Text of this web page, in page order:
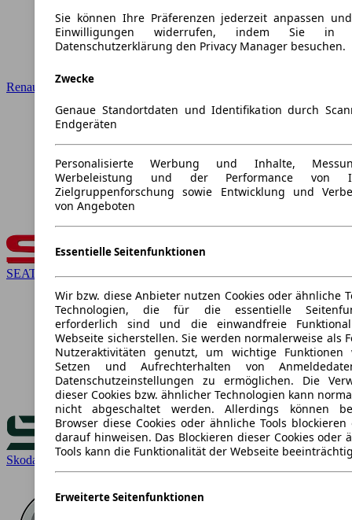
Renault
SEAT
Skoda
Sie können Ihre Präferenzen jederzeit anpassen
Einwilligungen widerrufen, indem Sie in
Datenschutzerklärung den Privacy Manager besuchen.
Zwecke
Genaue Standortdaten und Identifikation durch
Endgeräten
Personalisierte Werbung und Inhalte,
Werbeleistung und der Performance von
Zielgruppenforschung sowie Entwicklung und
von Angeboten
Essentielle Seitenfunktionen
Wir bzw. diese Anbieter nutzen Cookies oder ähnliche
Technologien, die für die essentielle
erforderlich sind und die einwandfreie
Webseite sicherstellen. Sie werden normalerweise als
Nutzeraktivitäten genutzt, um wichtige Funktionen
Setzen und Aufrechterhalten von
Datenschutzeinstellungen zu ermöglichen. Die
dieser Cookies bzw. ähnlicher Technologien kann
nicht abgeschaltet werden. Allerdings können
Browser diese Cookies oder ähnliche Tools blockieren
darauf hinweisen. Das Blockieren dieser Cookies oder
Tools kann die Funktionalität der Webseite
Erweiterte Seitenfunktionen